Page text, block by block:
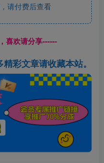
请付费后查看
喜欢请分享------
彩文章请收藏本站。